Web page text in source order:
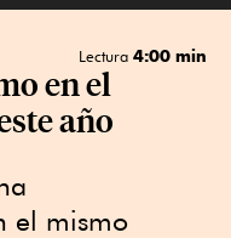
Lectura 4:00 min
en el
año
el mismo